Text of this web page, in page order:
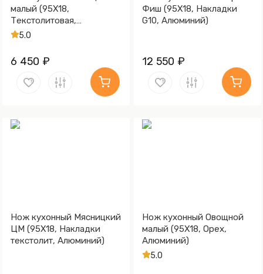
малый (95Х18,
Текстолитовая,
Алюминий)
5.0
6 450 ₽
Фиш (95Х18, Накладки
G10, Алюминий)
12 550 ₽
Нож кухонный Мясницкий
ЦМ (95Х18, Накладки
текстолит, Алюминий)
Нож кухонный Овощной
малый (95Х18, Орех,
Алюминий)
5.0